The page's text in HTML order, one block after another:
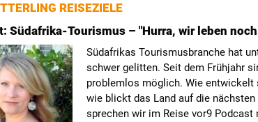
REISEZIELE
Südafrika-Tourismus – "Hurra, wir leben
Südafrikas Tourismusbranche hat
schwer gelitten. Seit dem Frühjahr
problemlos möglich. Wie entwickelt
wie blickt das Land auf die nächsten
sprechen wir im Reise vor9